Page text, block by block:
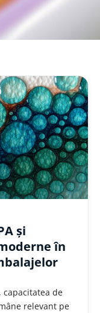
și
în
de
relevant pe